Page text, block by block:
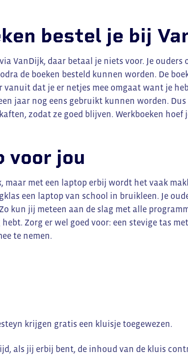
bestel je bij
VanDijk, daar betaal je niets voor. Je ouders
de boeken besteld kunnen worden. De
vanuit dat je er netjes mee omgaat want je
jaar nog eens gebruikt kunnen worden. Dus
zodat ze goed blijven. Werkboeken hoef
voor jou
maar met een laptop erbij wordt het vaak
een laptop van school in bruikleen. Je
kun jij meteen aan de slag met alle
hebt. Zorg er wel goed voor: een stevige tas
te nemen.
krijgen gratis een kluisje toegewezen.
als jij erbij bent, de inhoud van de kluis